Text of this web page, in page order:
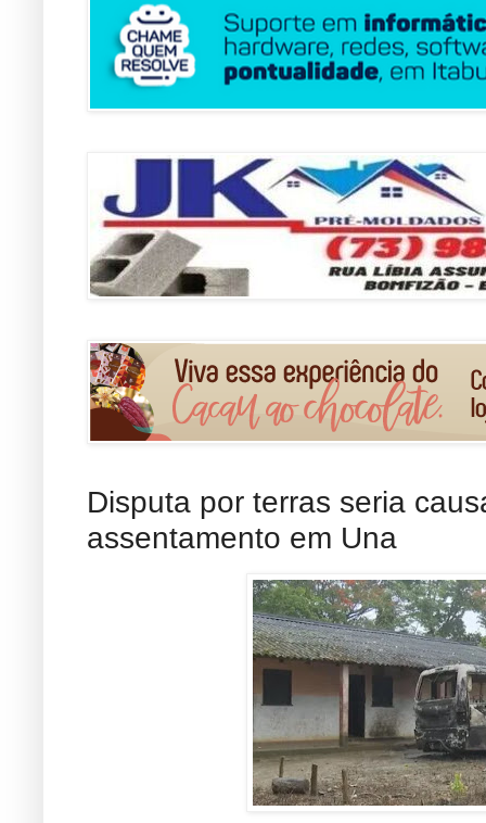
Disputa por terras seria
assentamento em Una